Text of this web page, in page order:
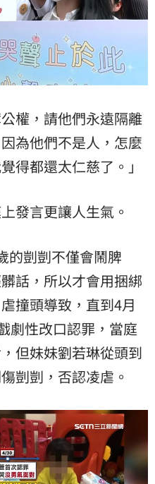
權，請他們永遠隔離
為他們不是人，怎麼
得都還太仁慈了。」
發言更讓人生氣。
的剴剴不僅會鬧脾
話，所以才會用捆綁
撞頭導致，直到4月
劇性改口認罪，當庭
但妹妹劉若琳從頭到
剴剴，否認凌虐。